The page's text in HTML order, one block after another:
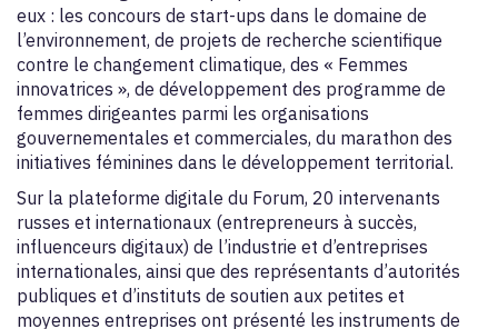
eux : les concours de start-ups dans le domaine de
l’environnement, de projets de recherche scientifique
contre le changement climatique, des « Femmes
innovatrices », de développement des programme de
femmes dirigeantes parmi les organisations
gouvernementales et commerciales, du marathon des
initiatives féminines dans le développement territorial.
Sur la plateforme digitale du Forum, 20 intervenants
russes et internationaux (entrepreneurs à succès,
influenceurs digitaux) de l’industrie et d’entreprises
internationales, ainsi que des représentants d’autorités
publiques et d’instituts de soutien aux petites et
moyennes entreprises ont présenté les instruments de